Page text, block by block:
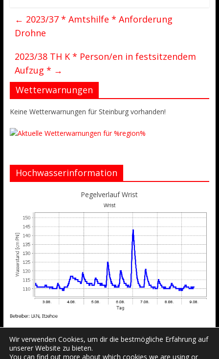
← 2023/37 * Amtshilfe * Anforderung
Drohne
2023/38 TH K * Person/en in festsitzendem
Aufzug * →
Wetterwarnungen
Keine Wetterwarnungen für Steinburg vorhanden!
Hochwasserinformation
Pegelverlauf Wrist
Wir verwenden Cookies, um dir die bestmögliche Erfahrung auf
unserer Website zu bieten.
You can find out more about which cookies we are using or